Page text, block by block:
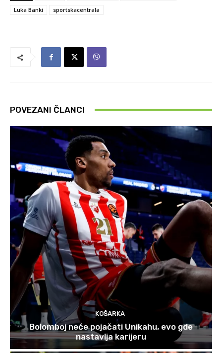
Luka Banki
sportskacentrala
POVEZANI ČLANCI
KOŠARKA
Bolomboj neće pojačati Unikahu, evo gde
nastavlja karijeru